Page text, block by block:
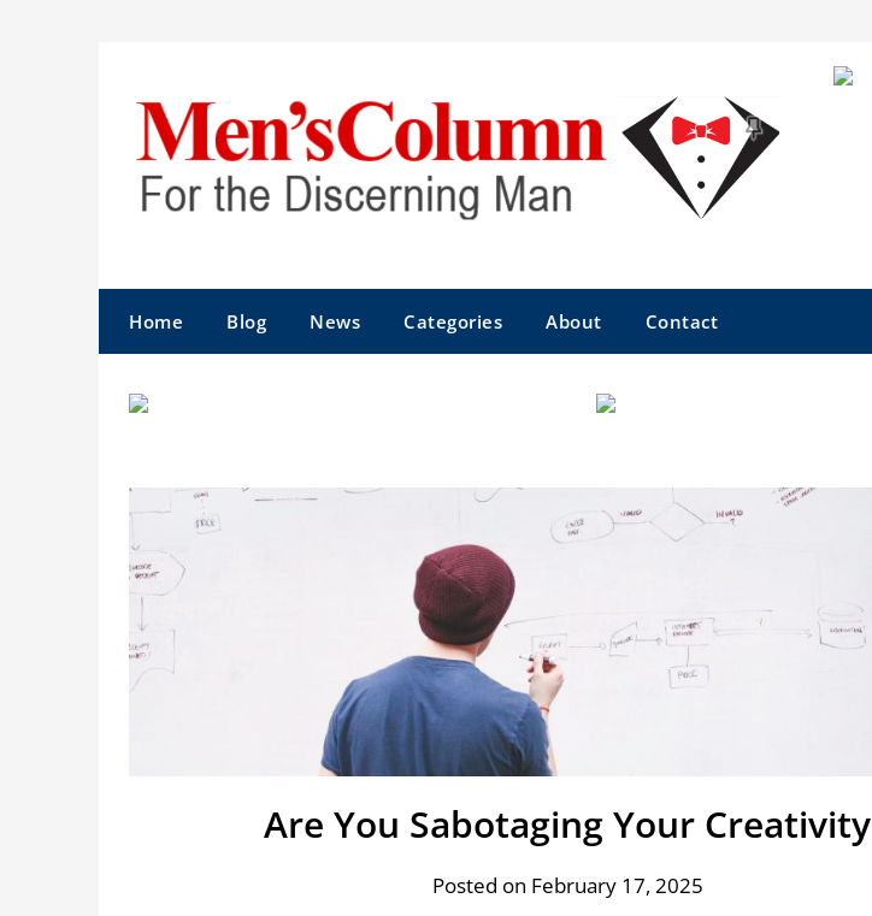
Home Blog News Categories About Contact
Are You Sabotaging Your Creativity
Posted on February 17, 2025